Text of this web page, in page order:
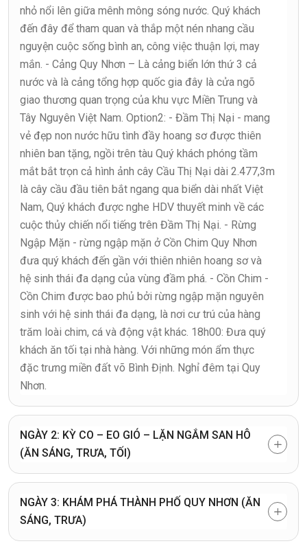
nhỏ nổi lên giữa mênh mông sóng nước. Quý khách
đến đây để tham quan và thắp một nén nhang cầu
nguyện cuộc sống bình an, công việc thuận lợi, may
mắn. - Cảng Quy Nhơn – Là cảng biển lớn thứ 3 cả
nước và là cảng tổng hợp quốc gia đây là cửa ngõ
giao thương quan trọng của khu vực Miền Trung và
Tây Nguyên Việt Nam. Option2: - Đầm Thị Nại - mang
vẻ đẹp non nước hữu tình đầy hoang sơ được thiên
nhiên ban tặng, ngồi trên tàu Quý khách phóng tầm
mắt bắt trọn cả hình ảnh cây Cầu Thị Nại dài 2.477,3m
là cây cầu đầu tiên bắt ngang qua biển dài nhất Việt
Nam, Quý khách được nghe HDV thuyết minh về các
cuộc thủy chiến nổi tiếng trên Đầm Thị Nại. - Rừng
Ngập Mặn - rừng ngập mặn ở Cồn Chim Quy Nhơn
đưa quý khách đến gần với thiên nhiên hoang sơ và
hệ sinh thái đa dạng của vùng đầm phá. - Cồn Chim -
Cồn Chim được bao phủ bởi rừng ngập mặn nguyên
sinh với hệ sinh thái đa dạng, là nơi cư trú của hàng
trăm loài chim, cá và động vật khác. 18h00: Đưa quý
khách ăn tối tại nhà hàng. Với những món ẩm thực
đặc trưng miền đất võ Bình Định. Nghỉ đêm tại Quy
Nhơn.
NGÀY 2: KỲ CO – EO GIÓ – LẶN NGẮM SAN HÔ
(ĂN SÁNG, TRƯA, TỐI)
NGÀY 3: KHÁM PHÁ THÀNH PHỐ QUY NHƠN (ĂN
SÁNG, TRƯA)